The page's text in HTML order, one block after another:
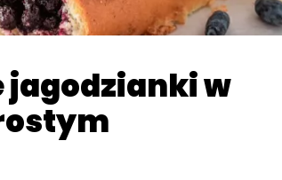
jagodzianki w